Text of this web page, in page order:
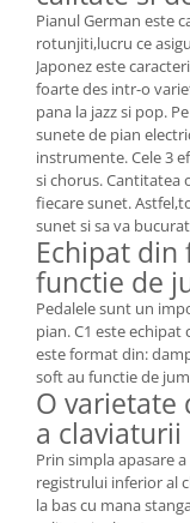
Pianul German este
rotunjiti,lucru ce
Japonez este
foarte des intr-o
pana la jazz si pop.
sunete de pian
instrumente. Cele 3
si chorus. Cantitatea
fiecare sunet.
sunet si sa va
Echipat din
functie de
Pedalele sunt un
pian. C1 este
este format din:
soft au functie de
O varietate
a claviaturii
Prin simpla apasare
registrului inferior al
la bas cu mana